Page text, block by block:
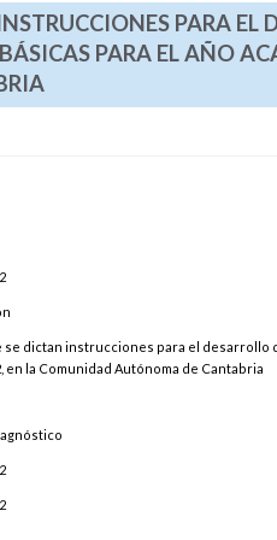
PARA
PARA EL AÑO
se dictan instrucciones para el desarrollo
en la Comunidad Autónoma de Cantabria